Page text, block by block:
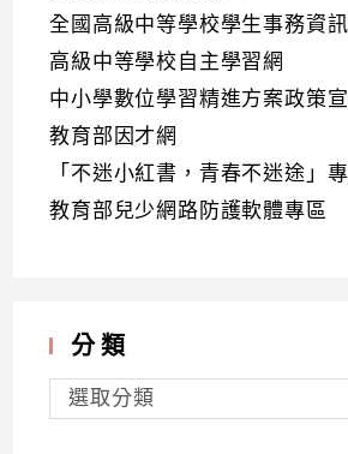
全國高級中等學校學生事務資
高級中等學校自主學習網
中小學數位學習精進方案政策
教育部因才網
「不迷小紅書，青春不迷途」
教育部兒少網路防護軟體專區
分類
分
類選取分類